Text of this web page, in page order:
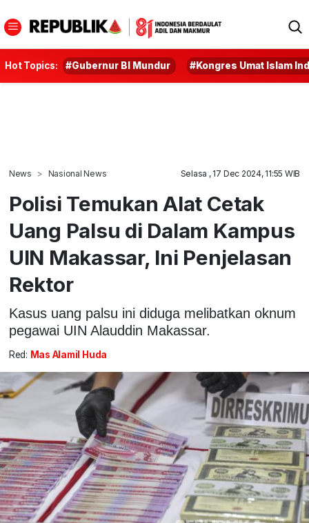
Hot Topics: #Gubernur BI Mundur #Kongres Umat Islam
News Nasional News Selasa , 17 Dec 2024, 11:55 WIB
Polisi Temukan Alat Cetak
Uang Palsu di Dalam Kampus
UIN Makassar, Ini Penjelasan
Rektor
Kasus uang palsu ini diduga melibatkan oknum
pegawai UIN Alauddin Makassar.
Red: Mas Alamil Huda